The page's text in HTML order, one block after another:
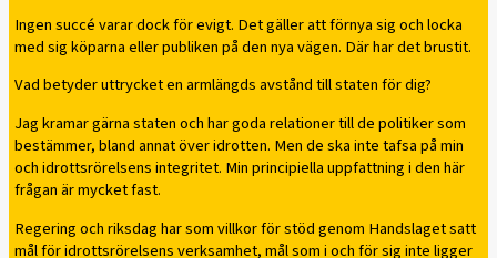
Ingen succé varar dock för evigt. Det gäller att förnya sig och locka
med sig köparna eller publiken på den nya vägen. Där har det brustit.
Vad betyder uttrycket en armlängds avstånd till staten för dig?
Jag kramar gärna staten och har goda relationer till de politiker som
bestämmer, bland annat över idrotten. Men de ska inte tafsa på min
och idrottsrörelsens integritet. Min principiella uppfattning i den här
frågan är mycket fast.
Regering och riksdag har som villkor för stöd genom Handslaget satt
mål för idrottsrörelsens verksamhet, mål som i och för sig inte ligger